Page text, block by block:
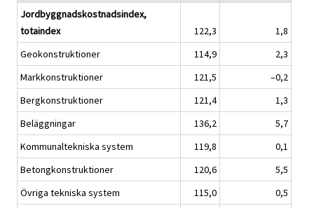
Jordbyggnadskostnadsindex,
totaindex
122,3
1,8
Geokonstruktioner
114,9
2,3
Markkonstruktioner
121,5
–0,2
Bergkonstruktioner
121,4
1,3
Beläggningar
136,2
5,7
Kommunaltekniska system
119,8
0,1
Betongkonstruktioner
120,6
5,5
Övriga tekniska system
115,0
0,5